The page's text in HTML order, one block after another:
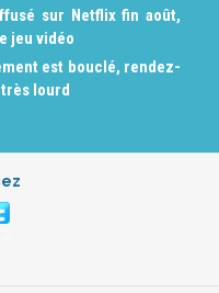
sur Netflix fin août,
jeu vidéo
est bouclé, rendez-
lourd